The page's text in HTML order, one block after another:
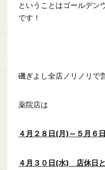
ということはゴールデン
です！
磯ぎよし全店ノリノリで
薬院店は
４月２８日(月)～５月６
４月３０日(水) 店休日と